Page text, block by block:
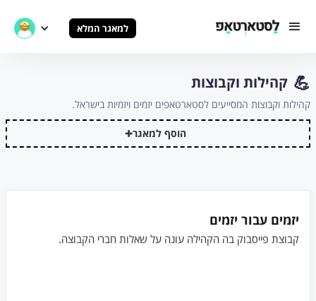
למאגר המלא
קהילות וקבוצות 💪
קהילות וקבוצות המסייעים לסטארטאפים יזמים ויזמיות בישראל.
הוסף למאגר+
יזמים עבור יזמים
קבוצת פייסבוק בה הקהילה עונה על שאלות חברי הקבוצה.